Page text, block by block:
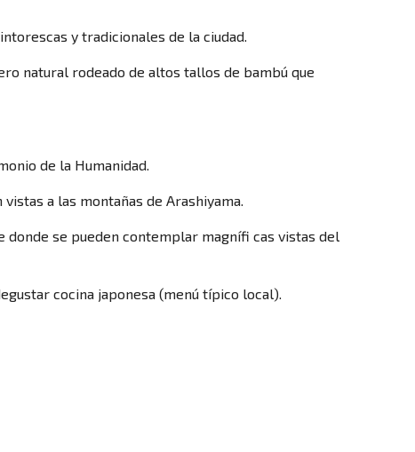
y tradicionales de la ciudad.
natural rodeado de altos tallos de bambú que
de la Humanidad.
a las montañas de Arashiyama.
donde se pueden contemplar magnífi cas vistas del
cocina japonesa (menú típico local).